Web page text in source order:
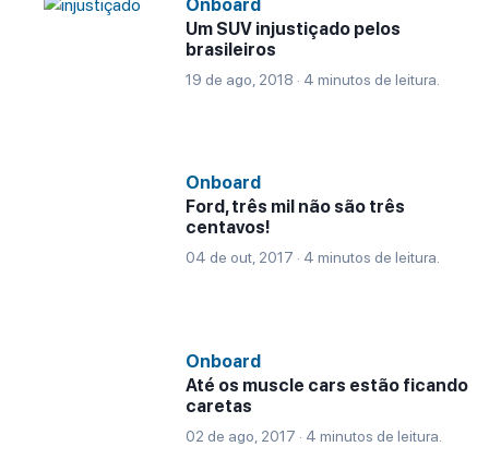
Onboard
Um SUV injustiçado pelos
brasileiros
19 de ago, 2018 · 4 minutos de leitura.
Onboard
Ford, três mil não são três
centavos!
04 de out, 2017 · 4 minutos de leitura.
Onboard
Até os muscle cars estão ficando
caretas
02 de ago, 2017 · 4 minutos de leitura.